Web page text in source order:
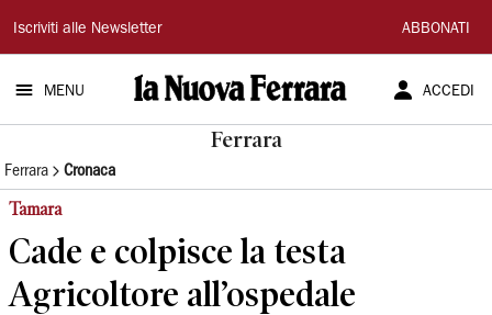
La
Nuova
Ferrara
Iscriviti alle Newsletter ABBONATI
MENU ACCEDI
Ferrara
Ferrara Cronaca
Tamara
Cade e colpisce la testa
Agricoltore all’ospedale